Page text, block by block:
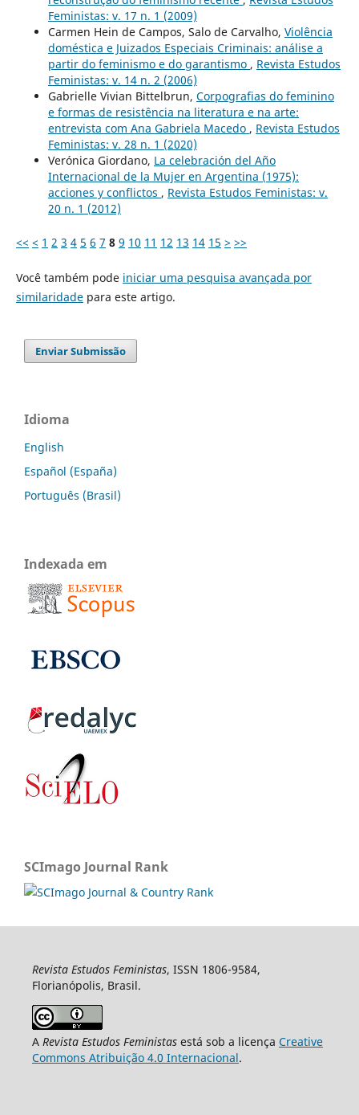
Feministas: v. 17 n. 1 (2009)
Carmen Hein de Campos, Salo de Carvalho, Violência
doméstica e Juizados Especiais Criminais: análise a
partir do feminismo e do garantismo , Revista Estudos
Feministas: v. 14 n. 2 (2006)
Gabrielle Vivian Bittelbrun, Corpografias do feminino
e formas de resistência na literatura e na arte:
entrevista com Ana Gabriela Macedo , Revista Estudos
Feministas: v. 28 n. 1 (2020)
Verónica Giordano, La celebración del Año
Internacional de la Mujer en Argentina (1975):
acciones y conflictos , Revista Estudos Feministas: v.
20 n. 1 (2012)
<< < 1 2 3 4 5 6 7 8 9 10 11 12 13 14 15 > >>
Você também pode iniciar uma pesquisa avançada por
similaridadepara este artigo.
Enviar Submissão
Idioma
English
Español (España)
Português (Brasil)
Indexada em
SCImago Journal Rank
Revista Estudos Feministas, ISSN 1806-9584,
Florianópolis, Brasil.
A Revista Estudos Feministasestá sob a licença Creative
Commons Atribuição 4.0 Internacional.